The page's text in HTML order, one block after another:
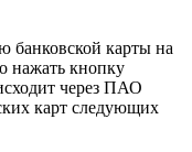
банковской карты на
нажать кнопку
через ПАО
карт следующих